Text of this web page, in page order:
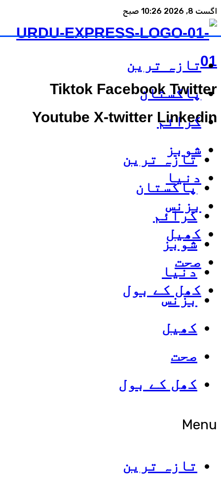
اگست 8, 2026 10:26 صبح
Tiktok Facebook Twitter
Youtube X-twitter Linkedin
تازہ ترین
پاکستان
کرائم
شوبز
دنیا
بزنس
کھیل
صحت
کھل کے بول
Menu
تازہ ترین
تازہ ترین
پاکستان
کرائم
شوبز
دنیا
بزنس
کھیل
صحت
کھل کے بول